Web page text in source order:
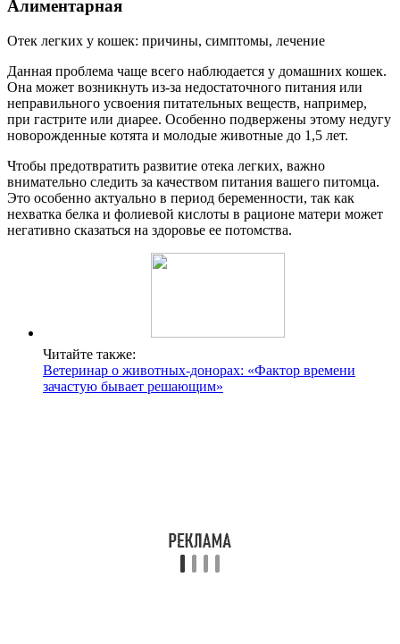
Алиментарная
Отек легких у кошек: причины, симптомы, лечение
Данная проблема чаще всего наблюдается у домашних кошек.
Она может возникнуть из-за недостаточного питания или
неправильного усвоения питательных веществ, например,
при гастрите или диарее. Особенно подвержены этому недугу
новорожденные котята и молодые животные до 1,5 лет.
Чтобы предотвратить развитие отека легких, важно
внимательно следить за качеством питания вашего питомца.
Это особенно актуально в период беременности, так как
нехватка белка и фолиевой кислоты в рационе матери может
негативно сказаться на здоровье ее потомства.
Читайте также:
Ветеринар о животных-донорах: «Фактор времени
зачастую бывает решающим»